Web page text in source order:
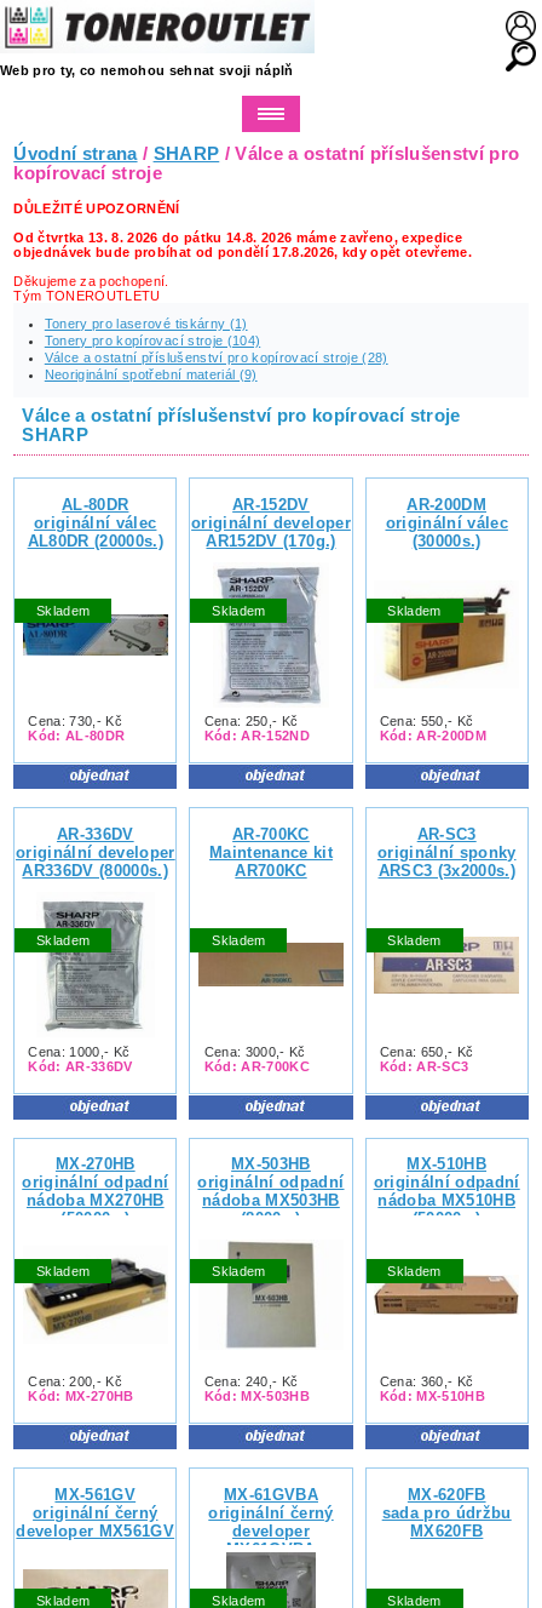
Web pro ty, co nemohou sehnat svoji náplň
Úvodní strana/ SHARP / Válce a ostatní příslušenství pro
kopírovací stroje
DŮLEŽITÉ UPOZORNĚNÍ
Od čtvrtka 13. 8. 2026 do pátku 14.8. 2026 máme zavřeno, expedice
objednávek bude probíhat od pondělí 17.8.2026, kdy opět otevřeme.
Děkujeme za pochopení.
Tým TONEROUTLETU
Tonery pro laserové tiskárny (1)
Tonery pro kopírovací stroje (104)
Válce a ostatní příslušenství pro kopírovací stroje (28)
Neoriginální spotřební materiál (9)
Válce a ostatní příslušenství pro kopírovací stroje
SHARP
AL-80DR
originální válec
AL80DR (20000s.)
Skladem
Cena: 730,- Kč
Kód: AL-80DR
AR-152DV
originální developer
AR152DV (170g.)
Skladem
Cena: 250,- Kč
Kód: AR-152ND
AR-200DM
originální válec
(30000s.)
Skladem
Cena: 550,- Kč
Kód: AR-200DM
AR-336DV
originální developer
AR336DV (80000s.)
Skladem
Cena: 1000,- Kč
Kód: AR-336DV
AR-700KC
Maintenance kit
AR700KC
Skladem
Cena: 3000,- Kč
Kód: AR-700KC
AR-SC3
originální sponky
ARSC3 (3x2000s.)
Skladem
Cena: 650,- Kč
Kód: AR-SC3
MX-270HB
originální odpadní
nádoba MX270HB
(50000s.)
Skladem
Cena: 200,- Kč
Kód: MX-270HB
MX-503HB
originální odpadní
nádoba MX503HB
(8000s.)
Skladem
Cena: 240,- Kč
Kód: MX-503HB
MX-510HB
originální odpadní
nádoba MX510HB
(50000s.)
Skladem
Cena: 360,- Kč
Kód: MX-510HB
MX-561GV
originální černý
developer MX561GV
Skladem
MX-61GVBA
originální černý
developer
MX61GVBA
Skladem
MX-620FB
sada pro údržbu
MX620FB
Skladem